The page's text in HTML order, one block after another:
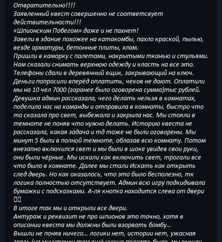
Отвратительно!!!!
Заявленный квест совершенно не соответсвует
действительности!!!
«Шпионским Побегом» даже и не пахнет!
Завели в здание похожее на катакомбы, пахло краской, пылью,
везде арматуры, бетонные плиты, хлам.
Пришли в каморку с палетами, накрытыми тканью и стульями.
Нам сказали снимать верхнюю одежду и класть на все это.
Телефоны сдали в деревянный ящик, закрывающий на ключ.
Деньги попросили вперёд оплатить, чеков не дают. Оплатили
мы на 10 чел 7000 (заранее было оговорена сумма)тыс рублей.
Девушка админ рассказала, чего делать нельзя в комнатах,
поделила нас на команды и отправила в комнаты, быстро что
то сказала про свет, выбежала и закрыла нас. Мы стояли в
темноте не поняв что нужно делать. Историю квеста не
рассказала, какая задача и тд тоже не были оговорены. Мы
минут 5 были в полной темноте, облазав всю комнату. Потом
внезапно включился свет и мы были в шоке увидев свои руки,
они были чёрные. Мы искали как включить свет, трогали все
что было в комнате. Далее мы стали Искать как открыть
след дверь. Но как оказалось, что это было бесполезно, тк
логика полностью отсутствует. Админ всю игру подкидывала
бумажки с подсказками. А-ля кнопка находится слева от двери
🤦‍♀️
В итоге так мы и открыли все двери.
Антураж и реквизит не про шпионов это точно, хотя в
описании квеста мы должны были взорвать бомбу…
Вышли не поняв ничего… логики нет, истории нет, ужасная